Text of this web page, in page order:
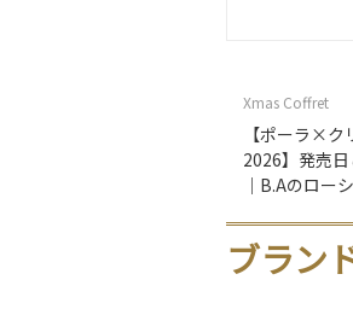
Xmas Coffret
【ポーラ×ク
2026】発売
｜B.Aのロー
ブラン